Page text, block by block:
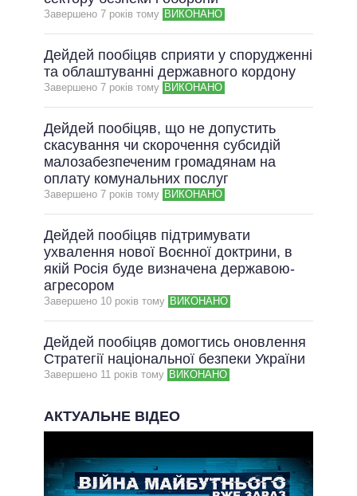
ВСІ ОБІЦЯНКИ
Завершено 7 рокiв тому ВИКОНАНО
Дейдей пообіцяв сприяти у спорудженні
та облаштуванні державного кордону
Завершено 7 рокiв тому ВИКОНАНО
Дейдей пообіцяв, що не допустить
скасування чи скорочення субсидій
малозабезпеченим громадянам на
оплату комунальних послуг
Завершено 7 рокiв тому ВИКОНАНО
Дейдей пообіцяв підтримувати
ухвалення нової Воєнної доктрини, в
якій Росія буде визначена державою-
агресором
Завершено 10 рокiв тому ВИКОНАНО
Дейдей пообіцяв домогтись оновлення
Стратегії національної безпеки України
Завершено 11 рокiв тому ВИКОНАНО
АКТУАЛЬНЕ ВІДЕО